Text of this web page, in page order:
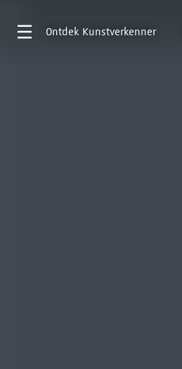
Ontdek Kunstverkenner